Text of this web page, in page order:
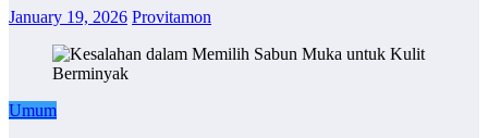
January 19, 2026 Provitamon
Umum